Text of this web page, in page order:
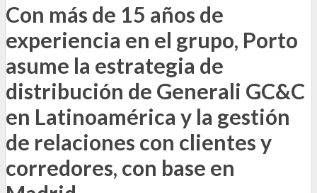
Con más de 15 años de
experiencia en el grupo, Porto
asume la estrategia de
distribución de Generali GC&C
en Latinoamérica y la gestión
de relaciones con clientes y
corredores, con base en